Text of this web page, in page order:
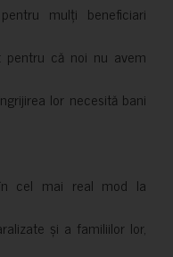
mulți beneficiari
că noi nu avem
lor necesită bani
cel mai real mod la
și a familiilor lor,